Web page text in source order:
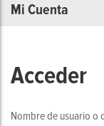
Mi Cuenta
Acceder
Nombre de usuario o